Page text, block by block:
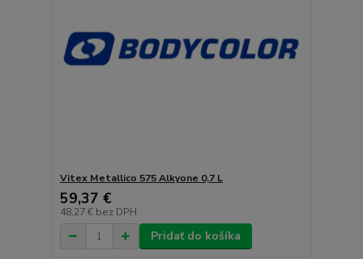
Vitex Metallico 575 Alkyone 0,7 L
59,37 €
48,27 € bez DPH
Pridať do košíka